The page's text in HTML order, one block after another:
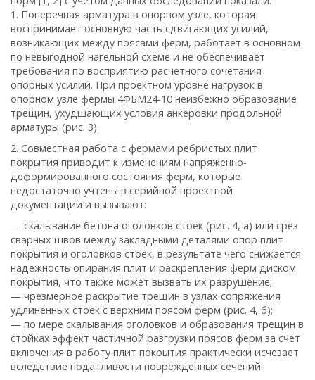
1. Поперечная арматура в опорном узле, которая
воспринимает основную часть сдвигающих усилий,
возникающих между поясами ферм, работает в основном
по невыгодной нагельной схеме и не обеспечивает
требования по восприятию расчетного сочетания
опорных усилий. При проектном уровне нагрузок в
опорном узле фермы 4ФБМ24-10 неизбежно образование
трещин, ухудшающих условия анкеровки продольной
арматуры (рис. 3).
2. Совместная работа с фермами ребристых плит
покрытия приводит к изменениям напряженно-
деформированного состояния ферм, которые
недостаточно учтены в серийной проектной
документации и вызывают:
— cкалывание бетона оголовков стоек (рис. 4, а) или срез
сварных швов между закладными деталями опор плит
покрытия и оголовков стоек, в результате чего снижается
надежность опирания плит и раскрепления ферм диском
покрытия, что также может вызвать их разрушение;
— чрезмерное раскрытие трещин в узлах сопряжения
удлиненных стоек с верхним поясом ферм (рис. 4, б);
— по мере скалывания оголовков и образования трещин в
стойках эффект частичной разгрузки поясов ферм за счет
включения в работу плит покрытия практически исчезает
вследствие податливости поврежденных сечений.